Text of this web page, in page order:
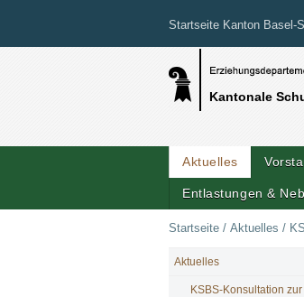
Startseite Kanton Basel-
Kantonale
Aktuelles
Entlastungen &
Startseite / Aktuelles /
NAVIGATION
Aktuelles
KSBS-Konsultation zur